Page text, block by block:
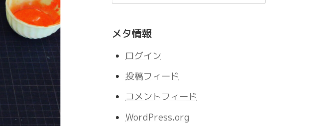
メタ情報
ログイン
投稿フィード
コメントフィード
WordPress.org